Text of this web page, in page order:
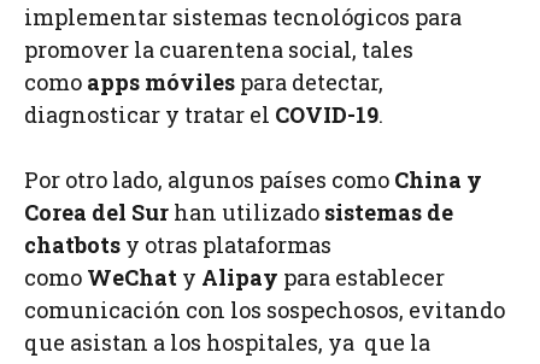
implementar sistemas tecnológicos para
promover la cuarentena social, tales
como apps móviles para detectar,
diagnosticar y tratar el COVID-19.
Por otro lado, algunos países como China y
Corea del Sur han utilizado sistemas de
chatbots y otras plataformas
como WeChat y Alipay para establecer
comunicación con los sospechosos, evitando
que asistan a los hospitales, ya que la